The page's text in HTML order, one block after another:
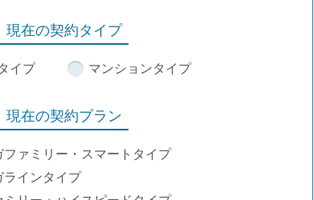
現在の契約タイプ
イプ マンションタイプ
現在の契約プラン
ファミリー・スマートタイプ
ラインタイプ